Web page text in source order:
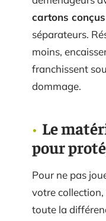
cartons
séparateurs.
moins,
franchissent
dommage.
Le
pour
Pour ne pas
votre
toute la